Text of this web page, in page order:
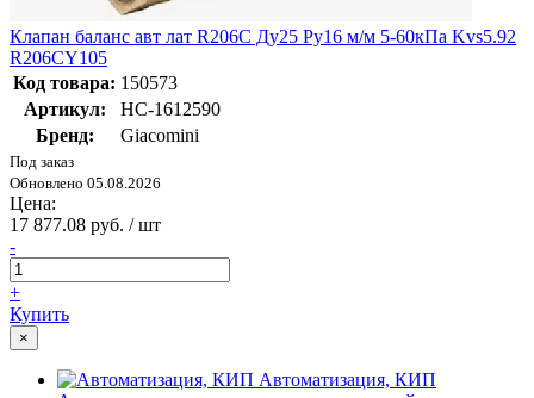
Клапан баланс авт лат R206C Ду25 Ру16 м/м 5-60кПа Kvs5.92
R206CY105
Код товара: 150573
Артикул:
НС-1612590
Бренд:
Giacomini
Под заказ
Обновлено 05.08.2026
Цена:
17 877.08 руб. / шт
-
+
Купить
×
Автоматизация, КИП